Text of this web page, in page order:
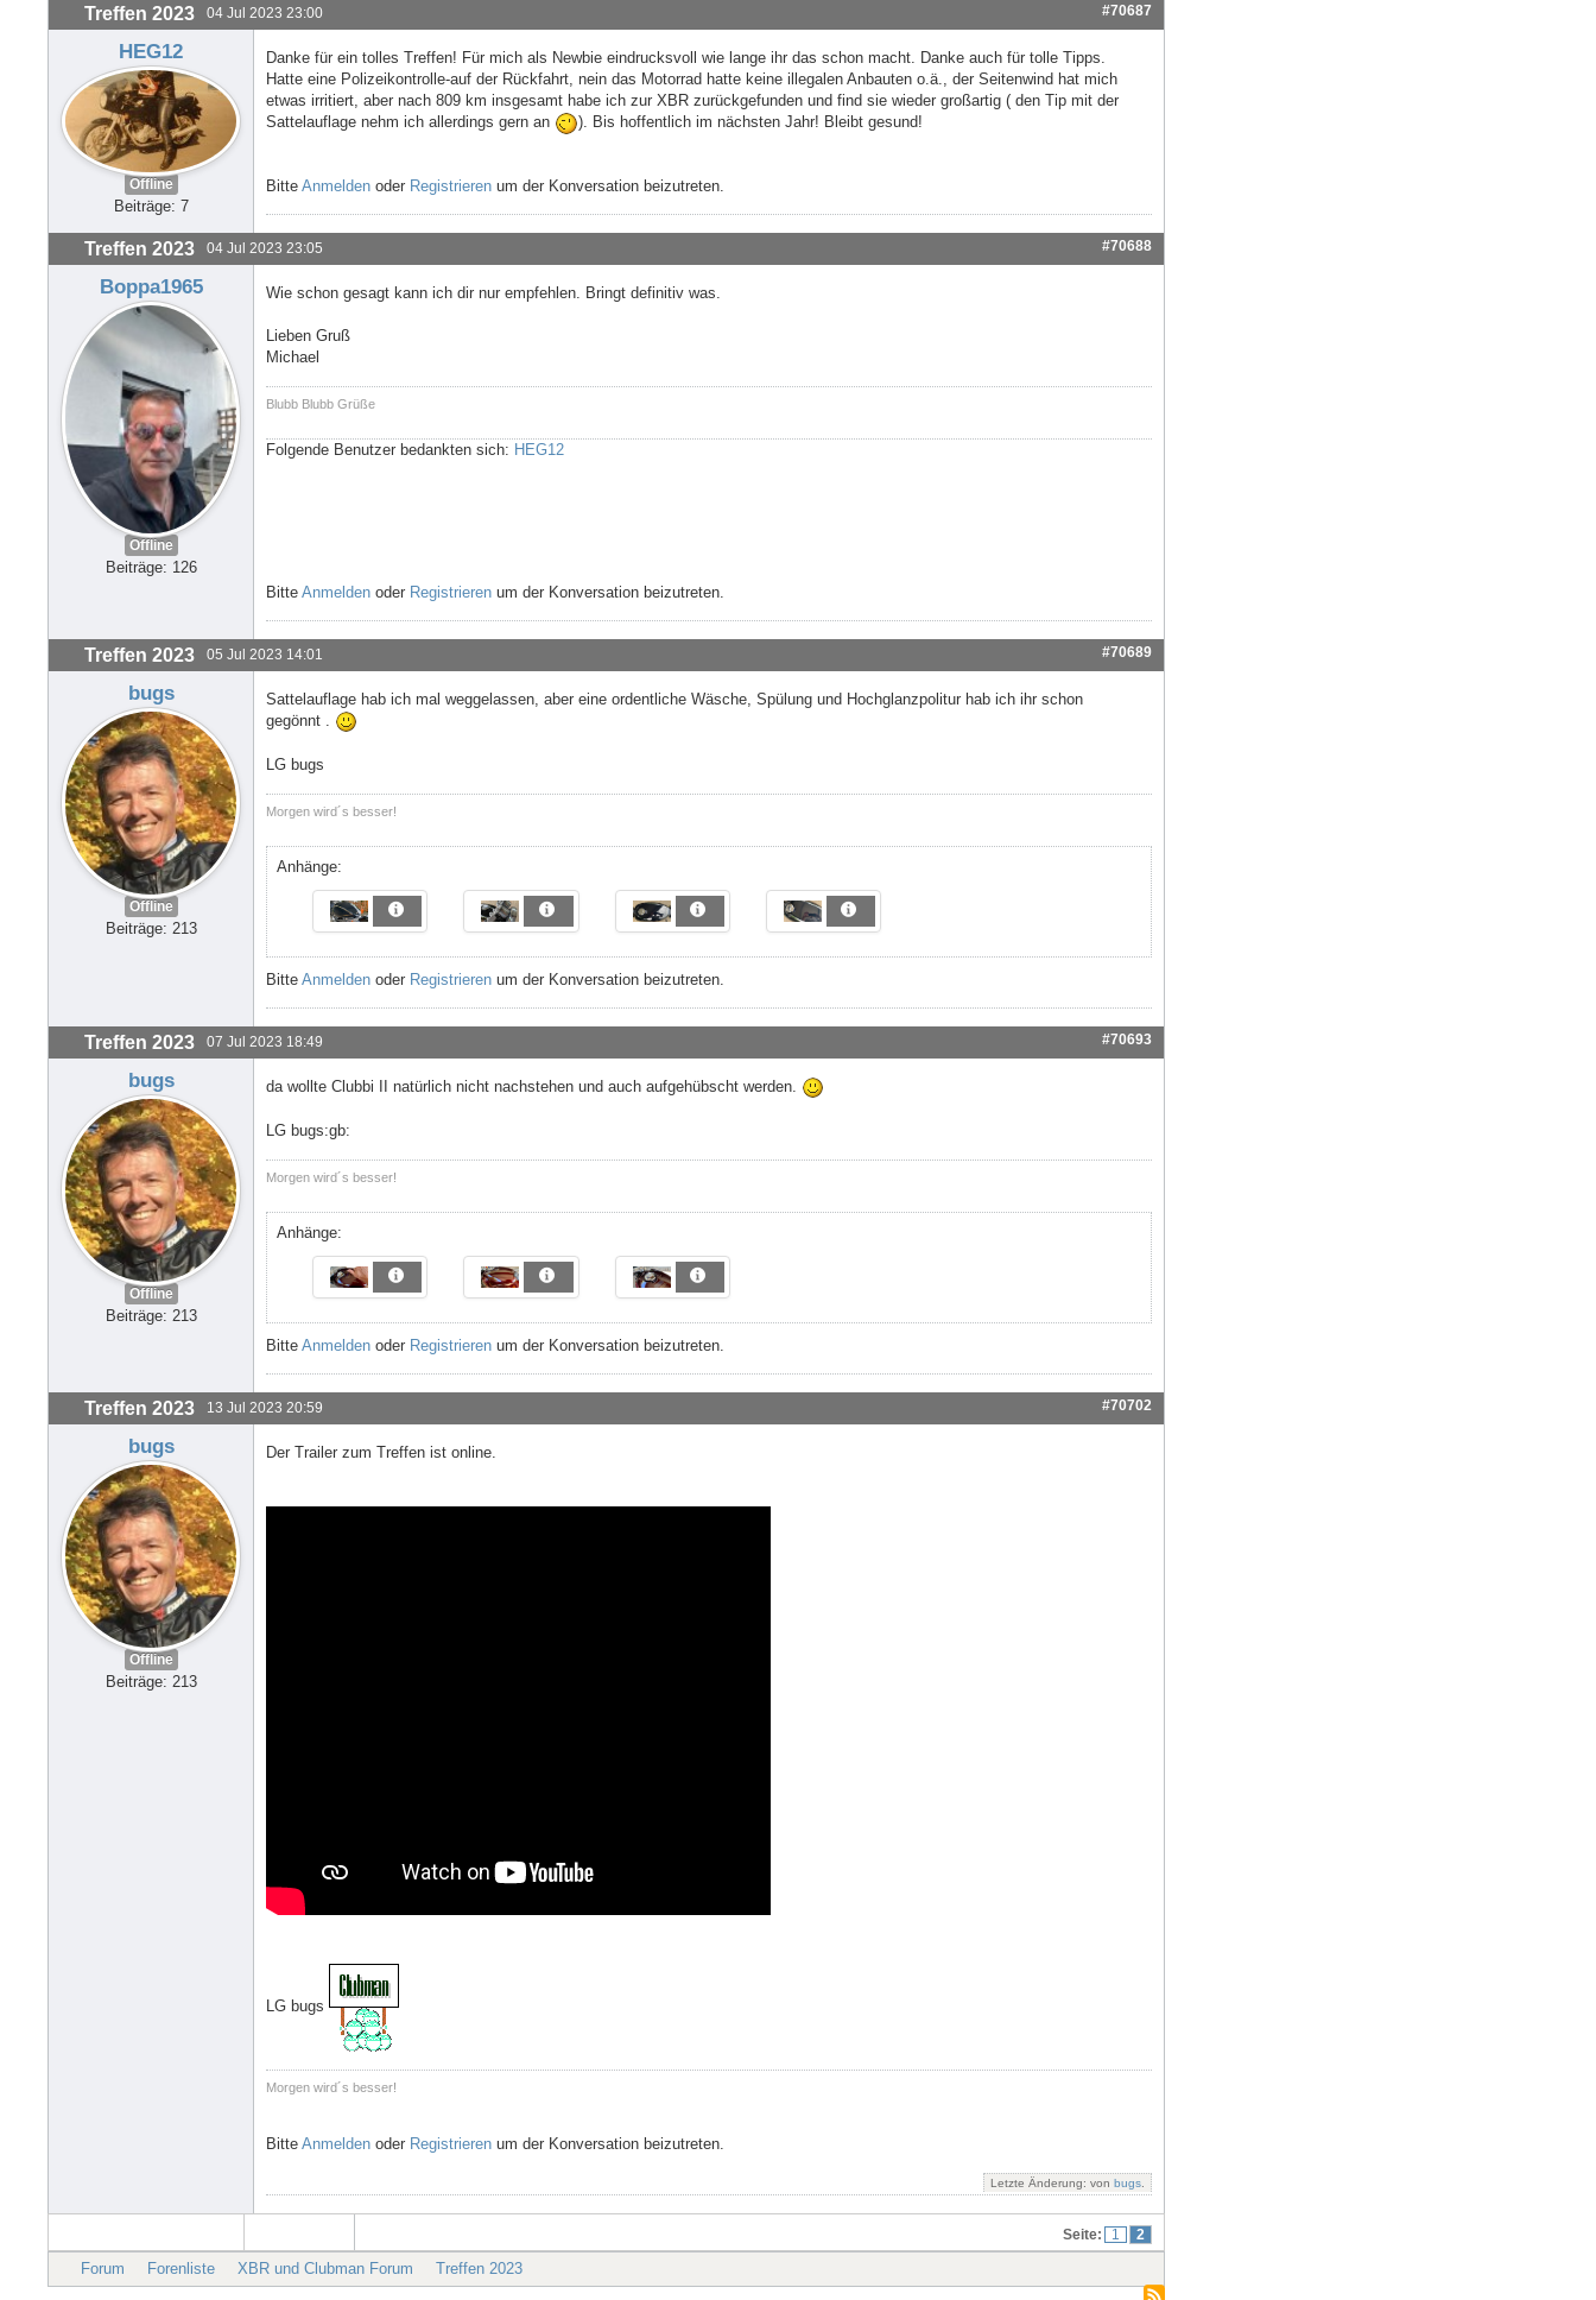
Treffen 2023 04 Jul 2023 23:00 #70687
HEG12
Offline
Beiträge: 7
Danke für ein tolles Treffen! Für mich als Newbie eindrucksvoll wie lange ihr das schon macht. Danke auch für tolle Tipps.
Hatte eine Polizeikontrolle-auf der Rückfahrt, nein das Motorrad hatte keine illegalen Anbauten o.ä., der Seitenwind hat mich
etwas irritiert, aber nach 809 km insgesamt habe ich zur XBR zurückgefunden und find sie wieder großartig ( den Tip mit der
Sattelauflage nehm ich allerdings gern an
). Bis hoffentlich im nächsten Jahr! Bleibt gesund!
Bitte Anmelden oder Registrieren um der Konversation beizutreten.
Treffen 2023 04 Jul 2023 23:05 #70688
Boppa1965
Offline
Beiträge: 126
Wie schon gesagt kann ich dir nur empfehlen. Bringt definitiv was.
Lieben Gruß
Michael
Blubb Blubb Grüße
Folgende Benutzer bedankten sich: HEG12
Bitte Anmelden oder Registrieren um der Konversation beizutreten.
Treffen 2023 05 Jul 2023 14:01 #70689
bugs
Offline
Beiträge: 213
Sattelauflage hab ich mal weggelassen, aber eine ordentliche Wäsche, Spülung und Hochglanzpolitur hab ich ihr schon
gegönnt .
LG bugs
Morgen wird´s besser!
Anhänge:
Bitte Anmelden oder Registrieren um der Konversation beizutreten.
Treffen 2023 07 Jul 2023 18:49 #70693
bugs
Offline
Beiträge: 213
da wollte Clubbi II natürlich nicht nachstehen und auch aufgehübscht werden.
LG bugs:gb:
Morgen wird´s besser!
Anhänge:
Bitte Anmelden oder Registrieren um der Konversation beizutreten.
Treffen 2023 13 Jul 2023 20:59 #70702
bugs
Offline
Beiträge: 213
Der Trailer zum Treffen ist online.
LG bugs
Morgen wird´s besser!
Bitte Anmelden oder Registrieren um der Konversation beizutreten.
Letzte Änderung: von bugs
Seite: 1 2
Forum Forenliste XBR und Clubman Forum Treffen 2023